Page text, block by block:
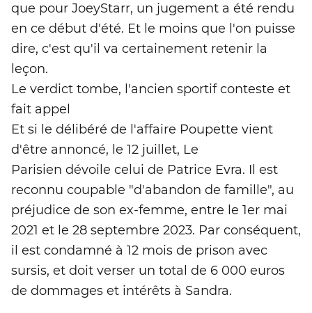
que pour JoeyStarr, un jugement a été rendu
en ce début d'été. Et le moins que l'on puisse
dire, c'est qu'il va certainement retenir la
leçon.
Le verdict tombe, l'ancien sportif conteste et
fait appel
Et si le délibéré de l'affaire Poupette vient
d'être annoncé, le 12 juillet, Le
Parisien dévoile celui de Patrice Evra. Il est
reconnu coupable "d'abandon de famille", au
préjudice de son ex-femme, entre le 1er mai
2021 et le 28 septembre 2023. Par conséquent,
il est condamné à 12 mois de prison avec
sursis, et doit verser un total de 6 000 euros
de dommages et intérêts à Sandra.